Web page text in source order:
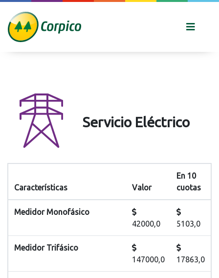
Servicio Eléctrico
Características Valor
En 10
cuotas
Medidor Monofásico
42000,0
5103,0
Medidor Trifásico
147000,0
17863,0